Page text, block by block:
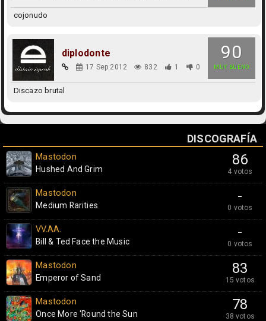
cojonudo
90
MUY BUENO
diplodonte
17 Sep 2012 832 1 0
Discazo brutal
DISCOGRAFÍA
86
4 votos
Mastodon
Hushed And Grim
-
0 votos
Mastodon
Medium Rarities
-
0 votos
VV.AA.
Bill & Ted Face the Music
83
15 votos
Mastodon
Emperor of Sand
78
38 votos
Mastodon
Once More 'Round the Sun